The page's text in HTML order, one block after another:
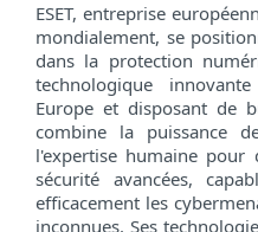
ESET, entreprise
mondialement, se
dans la protection
technologique
Europe et disposant de
combine la puissance
l'expertise humaine pour
sécurité avancées,
efficacement les
inconnues. Ses